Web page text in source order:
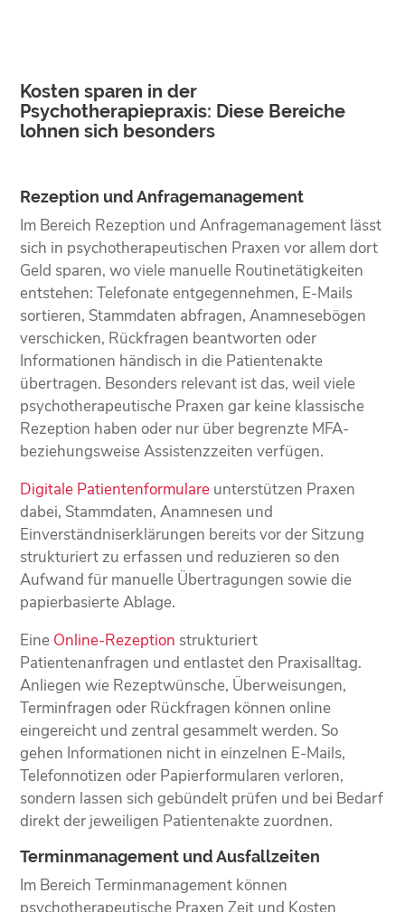
Kosten sparen in der
Psychotherapiepraxis: Diese Bereiche
lohnen sich besonders
Rezeption und Anfragemanagement
Im Bereich Rezeption und Anfragemanagement lässt
sich in psychotherapeutischen Praxen vor allem dort
Geld sparen, wo viele manuelle Routinetätigkeiten
entstehen: Telefonate entgegennehmen, E-Mails
sortieren, Stammdaten abfragen, Anamnesebögen
verschicken, Rückfragen beantworten oder
Informationen händisch in die Patientenakte
übertragen. Besonders relevant ist das, weil viele
psychotherapeutische Praxen gar keine klassische
Rezeption haben oder nur über begrenzte MFA-
beziehungsweise Assistenzzeiten verfügen.
Digitale Patientenformulare unterstützen Praxen
dabei, Stammdaten, Anamnesen und
Einverständniserklärungen bereits vor der Sitzung
strukturiert zu erfassen und reduzieren so den
Aufwand für manuelle Übertragungen sowie die
papierbasierte Ablage.
Eine Online-Rezeption strukturiert
Patientenanfragen und entlastet den Praxisalltag.
Anliegen wie Rezeptwünsche, Überweisungen,
Terminfragen oder Rückfragen können online
eingereicht und zentral gesammelt werden. So
gehen Informationen nicht in einzelnen E-Mails,
Telefonnotizen oder Papierformularen verloren,
sondern lassen sich gebündelt prüfen und bei Bedarf
direkt der jeweiligen Patientenakte zuordnen.
Terminmanagement und Ausfallzeiten
Im Bereich Terminmanagement können
psychotherapeutische Praxen Zeit und Kosten